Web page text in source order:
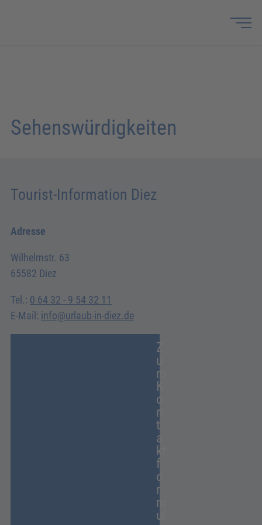
Sehenswürdigkeiten
Tourist-Information Diez
Adresse
Wilhelmstr. 63
65582 Diez
Tel.: 0 64 32 - 9 54 32 11
E-Mail: info@urlaub-in-diez.de
Z
u
m
K
o
n
t
a
kt
f
o
r
m
ul